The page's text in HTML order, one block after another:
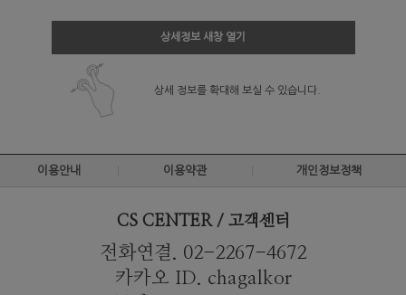
상세정보 새창 열기
상세 정보를 확대해 보실 수 있습니다.
이용안내 이용약관 개인정보정책
CS CENTER / 고객센터
전화연결. 02-2267-4672
카카오 ID. chagalkor